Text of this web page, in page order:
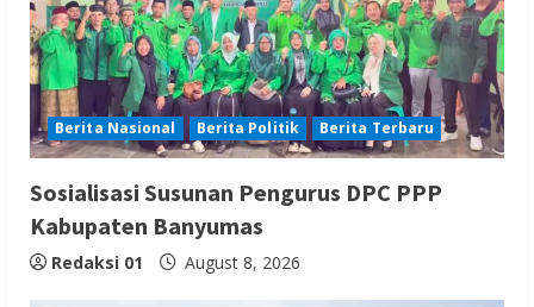
Berita Nasional Berita Politik Berita Terbaru
Sosialisasi Susunan Pengurus DPC PPP
Kabupaten Banyumas
Redaksi 01 August 8, 2026